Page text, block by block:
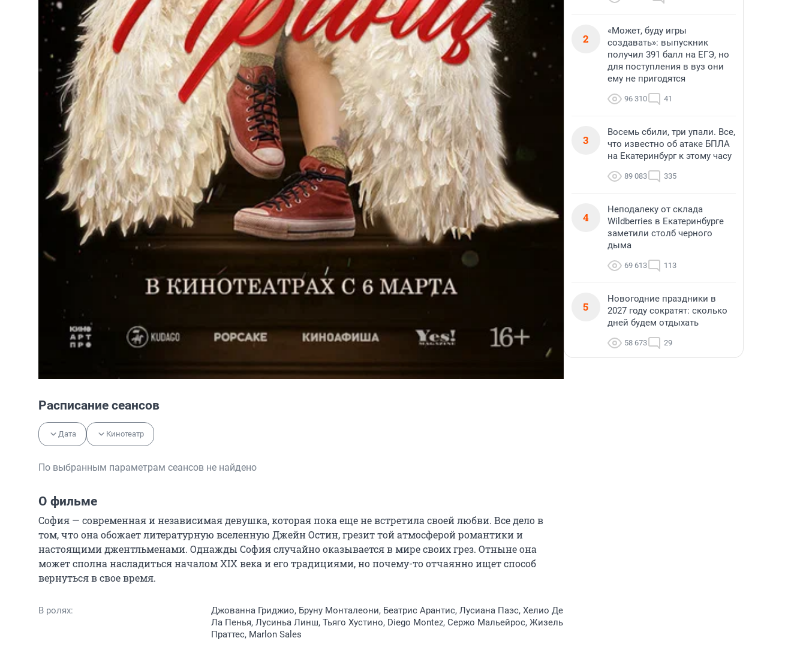
Расписание сеансов
Дата Кинотеатр
По выбранным параметрам сеансов не найдено
О фильме
София — современная и независимая девушка, которая пока еще не встретила своей любви. Все дело в
том, что она обожает литературную вселенную Джейн Остин, грезит той атмосферой романтики и
настоящими джентльменами. Однажды София случайно оказывается в мире своих грез. Отныне она
может сполна насладиться началом XIX века и его традициями, но почему-то отчаянно ищет способ
вернуться в свое время.
В ролях:
Джованна Гриджио, Бруну Монталеони, Беатрис Арантис, Лусиана Паэс, Хелио Де
Ла Пенья, Лусиньа Линш, Тьяго Хустино, Diego Montez, Сержо Мальейрос, Жизель
Праттес, Marlon Sales
2
«Может, буду игры
создавать»: выпускник
получил 391 балл на ЕГЭ, но
для поступления в вуз они
ему не пригодятся
96 310 41
3
Восемь сбили, три упали. Все,
что известно об атаке БПЛА
на Екатеринбург к этому часу
89 083 335
4
Неподалеку от склада
Wildberries в Екатеринбурге
заметили столб черного
дыма
69 613 113
5
Новогодние праздники в
2027 году сократят: сколько
дней будем отдыхать
58 673 29